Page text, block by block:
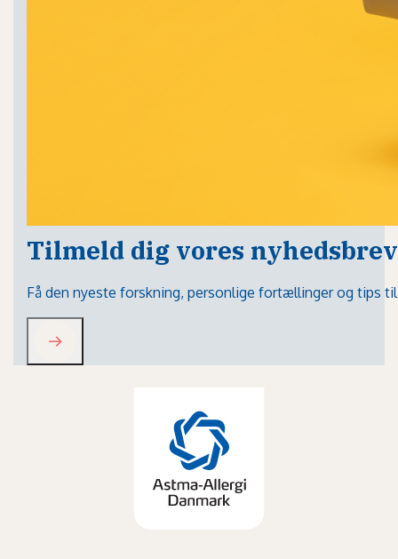
Tilmeld dig vores nyhedsbrev
Få den nyeste forskning, personlige fortællinger og tips